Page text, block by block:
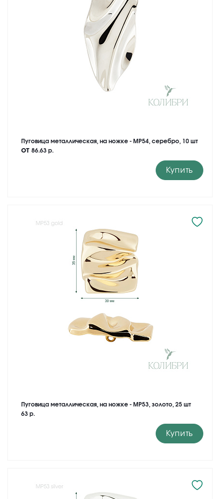
Пуговица металлическая, на ножке - MP54, серебро, 10 шт
от 86.63 р.
Купить
Пуговица металлическая, на ножке - MP53, золото, 25 шт
63 р.
Купить